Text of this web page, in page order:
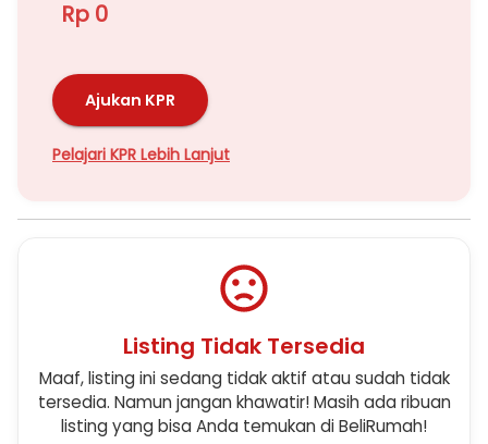
Rp 0
Ajukan KPR
Pelajari KPR Lebih Lanjut
Listing Tidak Tersedia
Maaf, listing ini sedang tidak aktif atau sudah tidak
tersedia. Namun jangan khawatir! Masih ada ribuan
listing yang bisa Anda temukan di BeliRumah!